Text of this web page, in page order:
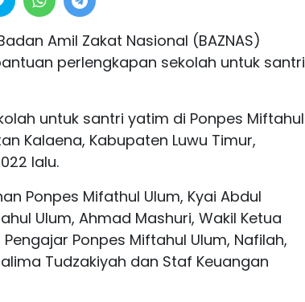
Amil Zakat Nasional (BAZNAS)
perlengkapan sekolah untuk santri
untuk santri yatim di Ponpes Miftahul
Kalaena, Kabupaten Luwu Timur,
lalu.
Ponpes Mifathul Ulum, Kyai Abdul
Ulum, Ahmad Mashuri, Wakil Ketua
Pengajar Ponpes Miftahul Ulum, Nafilah,
Tudzakiyah dan Staf Keuangan